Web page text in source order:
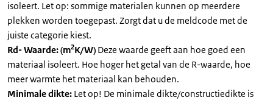
isoleert. Let op: sommige materialen kunnen op meerdere
plekken worden toegepast. Zorgt dat u de meldcode met de
juiste categorie kiest.
Rd- Waarde: (m2K/W) Deze waarde geeft aan hoe goed een
materiaal isoleert. Hoe hoger het getal van de R-waarde, hoe
meer warmte het materiaal kan behouden.
Minimale dikte: Let op! De minimale dikte/constructiedikte is